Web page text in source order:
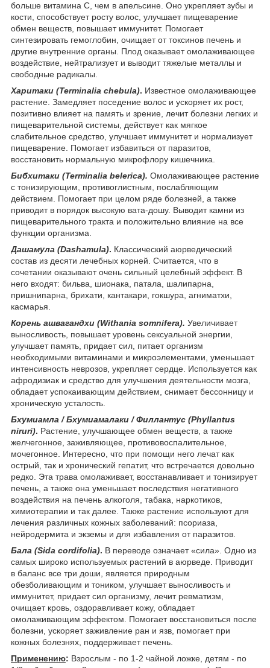
больше витамина С, чем в апельсине. Оно укрепляет зубы и
кости, способствует росту волос, улучшает пищеварение
обмен веществ, повышает иммунитет. Помогает
синтезировать гемоглобин, очищает от токсинов печень и
другие внутренние органы. Плод оказывает омолаживающее
воздействие, нейтрализует и выводит тяжелые металлы и
свободные радикалы.
Харитаки (Terminalia chebula). Известное омолаживающее
растение. Замедляет поседение волос и ускоряет их рост,
позитивно влияет на память и зрение, лечит болезни легких и
пищеварительной системы, действует как мягкое
слабительное средство, улучшает иммунитет и нормализует
пищеварение. Помогает избавиться от паразитов,
восстановить нормальную микрофлору кишечника.
Бибхитаки (Terminalia belerica). Омолаживающее растение
с тонизирующим, противоглистным, послабляющим
действием. Помогает при целом ряде болезней, а также
приводит в порядок высокую вата-дошу. Выводит камни из
пищеварительного тракта и положительно влияние на все
функции организма.
Дашамула (Dashamula). Классический аюрведический
состав из десяти лечебных корней. Считается, что в
сочетании оказывают очень сильный целебный эффект. В
него входят: бильва, шионака, патала, шалипарна,
пришнипарна, брихати, кантакари, гокшура, агниматхи,
касмарья.
Корень ашвагандхи (Withania somnifera). Увеличивает
выносливость, повышает уровень сексуальной энергии,
улучшает память, придает сил, питает организм
необходимыми витаминами и микроэлементами, уменьшает
интенсивность неврозов, укрепляет сердце. Используется как
афродизиак и средство для улучшения деятельности мозга,
обладает успокаивающим действием, снимает бессонницу и
хроническую усталость.
Бхумиамла / Бхумиамалаки / Филлантус (Phyllantus
niruri). Растение, улучшающее обмен веществ, а также
желчегонное, заживляющее, противовоспалительное,
мочегонное. Интересно, что при помощи него лечат как
острый, так и хронический гепатит, что встречается довольно
редко. Эта трава омолаживает, восстанавливает и тонизирует
печень, а также она уменьшает последствия негативного
воздействия на печень алкоголя, табака, наркотиков,
химиотерапии и так далее. Также растение используют для
лечения различных кожных заболеваний: псориаза,
нейродермита и экземы и для избавления от паразитов.
Бала (Sida cordifolia). В переводе означает «сила». Одно из
самых широко используемых растений в аюрведе. Приводит
в баланс все три доши, является природным
обезболивающим и тоником, улучшает выносливость и
иммунитет, придает сил организму, лечит ревматизм,
очищает кровь, оздоравливает кожу, обладает
омолаживающим эффектом. Помогает восстановиться после
болезни, ускоряет заживление ран и язв, помогает при
кожных болезнях, поддерживает печень.
Применению: Взрослым - по 1-2 чайной ложке, детям - по